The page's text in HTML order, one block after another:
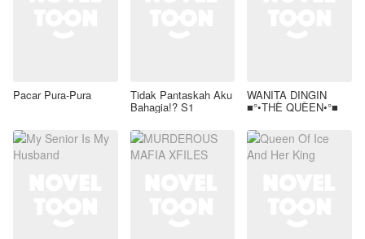
Pacar Pura-Pura Tidak Pantaskah Aku
Bahagia!? S1
WANITA DINGIN
■°•THÈ QUÈEN•°■